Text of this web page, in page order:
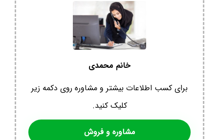
خانم محمدی
برای کسب اطلاعات بیشتر و مشاوره روی دکمه زیر
کلیک کنید.
مشاوره و فروش